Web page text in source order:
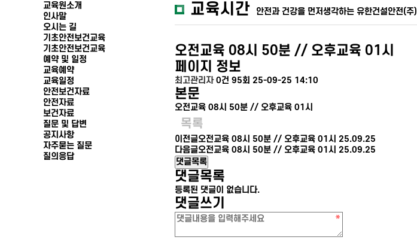
교육원소개
인사말
오시는 길
기초안전보건교육
기초안전보건교육
예약 및 일정
교육예약
교육일정
안전보건자료
안전자료
보건자료
질문 및 답변
공지사항
자주묻는 질문
질의응답
교육시간 안전과 건강을 먼저생각하는 유한건설안전(주)
오전교육 08시 50분 // 오후교육 01시
페이지 정보
최고관리자 0건 95회 25-09-25 14:10
본문
오전교육 08시 50분 // 오후교육 01시
목록
이전글오전교육 08시 50분 // 오후교육 01시 25.09.25
다음글오전교육 08시 50분 // 오후교육 01시 25.09.25
댓글목록
댓글목록
등록된 댓글이 없습니다.
댓글쓰기